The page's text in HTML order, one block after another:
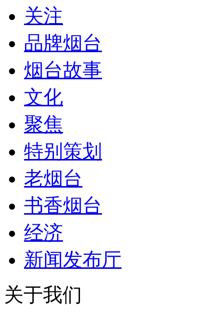
关注
品牌烟台
烟台故事
文化
聚焦
特别策划
老烟台
书香烟台
经济
新闻发布厅
关于我们